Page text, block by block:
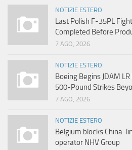
NOTIZIE ESTERO
Last Polish F-35PL
Completed Before
7 AGO, 2026
NOTIZIE ESTERO
Boeing Begins JDAM
500-Pound Strikes
7 AGO, 2026
NOTIZIE ESTERO
Belgium blocks China-
operator NHV Group